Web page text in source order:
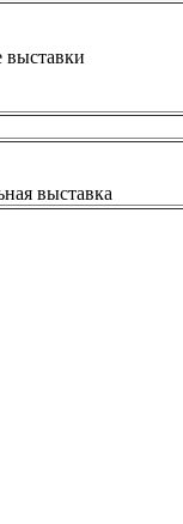
выставки
выставка